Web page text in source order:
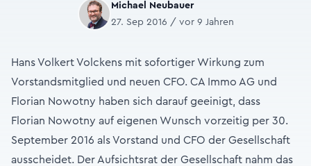
Michael Neubauer
27. Sep 2016 / vor 9 Jahren
Hans Volkert Volckens mit sofortiger Wirkung zum
Vorstandsmitglied und neuen CFO. CA Immo AG und
Florian Nowotny haben sich darauf geeinigt, dass
Florian Nowotny auf eigenen Wunsch vorzeitig per 30.
September 2016 als Vorstand und CFO der Gesellschaft
ausscheidet. Der Aufsichtsrat der Gesellschaft nahm das